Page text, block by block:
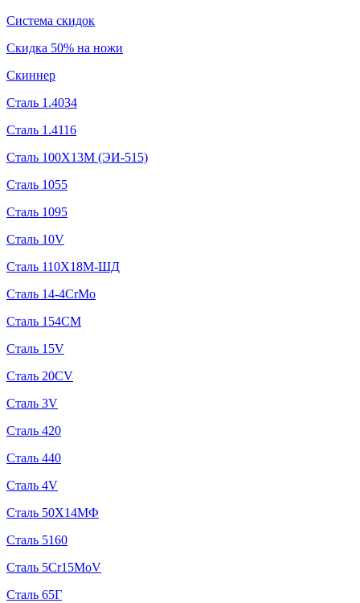
Система скидок
Скидка 50% на ножи
Скиннер
Сталь 1.4034
Сталь 1.4116
Сталь 100Х13М (ЭИ-515)
Сталь 1055
Сталь 1095
Сталь 10V
Сталь 110Х18М-ШД
Сталь 14-4CrMo
Сталь 154CM
Сталь 15V
Сталь 20CV
Сталь 3V
Сталь 420
Сталь 440
Сталь 4V
Сталь 50Х14МФ
Сталь 5160
Сталь 5Cr15MoV
Сталь 65Г